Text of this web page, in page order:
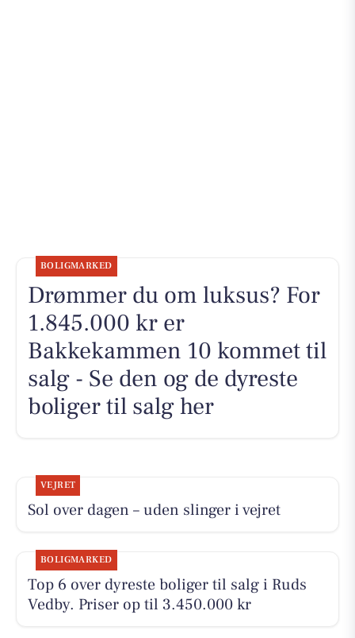
BOLIGMARKED
Drømmer du om luksus? For
1.845.000 kr er
Bakkekammen 10 kommet til
salg - Se den og de dyreste
boliger til salg her
VEJRET
Sol over dagen – uden slinger i vejret
BOLIGMARKED
Top 6 over dyreste boliger til salg i Ruds
Vedby. Priser op til 3.450.000 kr